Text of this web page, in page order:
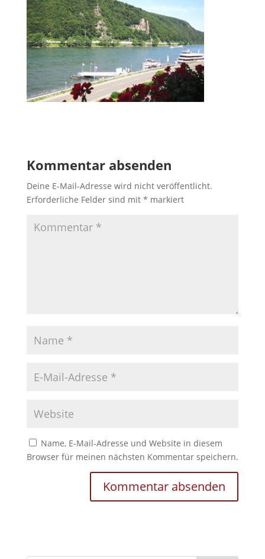
Kommentar absenden
Deine E-Mail-Adresse wird nicht veröffentlicht.
Erforderliche Felder sind mit * markiert
Name, E-Mail-Adresse und Website in diesem
Browser für meinen nächsten Kommentar speichern.